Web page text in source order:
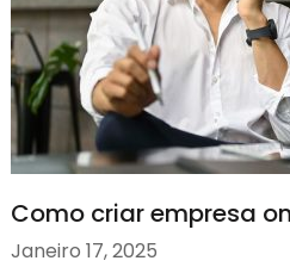
Como criar empresa
Janeiro 17, 2025